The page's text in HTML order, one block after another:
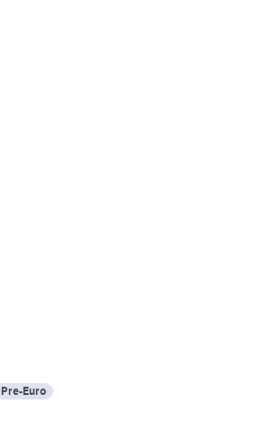
Pre-Euro